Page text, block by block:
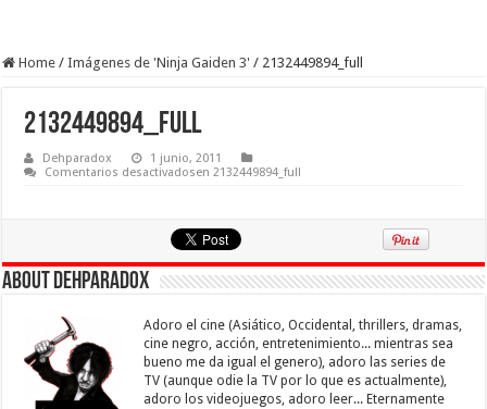
Home / Imágenes de 'Ninja Gaiden 3' / 2132449894_full
2132449894_full
Dehparadox
1 junio, 2011
Comentarios desactivadosen 2132449894_full
About Dehparadox
Adoro el cine (Asiático, Occidental, thrillers, dramas,
cine negro, acción, entretenimiento... mientras sea
bueno me da igual el genero), adoro las series de
TV (aunque odie la TV por lo que es actualmente),
adoro los videojuegos, adoro leer... Eternamente